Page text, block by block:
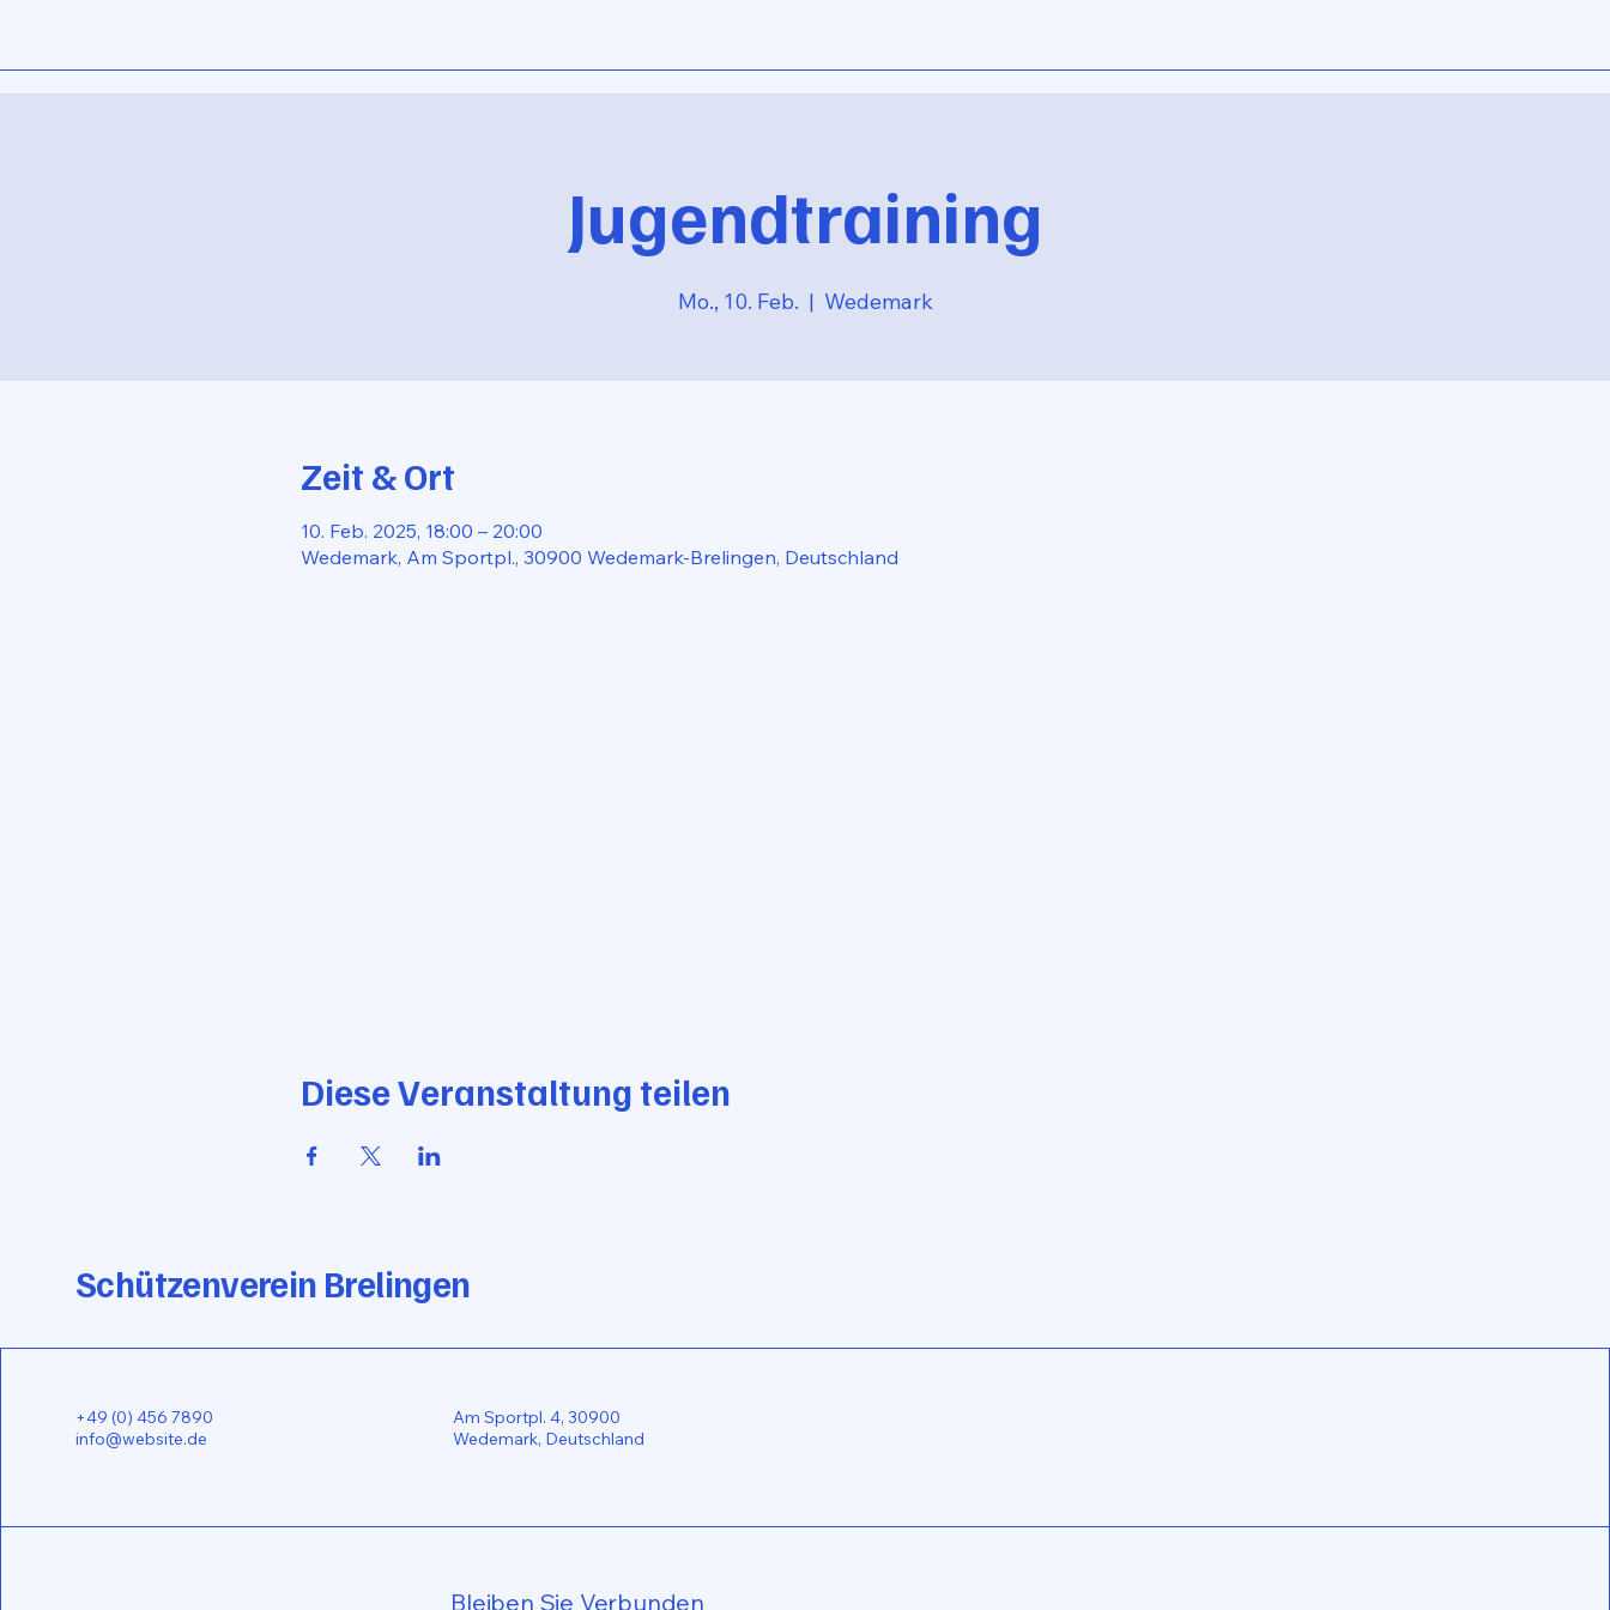
Jugendtraining
Mo., 10. Feb.
  |
Wedemark
Zeit & Ort
10. Feb. 2025, 18:00 – 20:00
Wedemark, Am Sportpl., 30900 Wedemark-Brelingen, Deutschland
Diese Veranstaltung teilen
Schützenverein Brelingen
+49 (0) 456 7890
info@website.de
Am Sportpl. 4, 30900
Wedemark, Deutschland
Bleiben Sie Verbunden